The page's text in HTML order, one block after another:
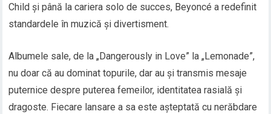
Child și până la cariera solo de succes, Beyoncé a redefinit
standardele în muzică și divertisment.
Albumele sale, de la „Dangerously in Love” la „Lemonade”,
nu doar că au dominat topurile, dar au și transmis mesaje
puternice despre puterea femeilor, identitatea rasială și
dragoste. Fiecare lansare a sa este așteptată cu nerăbdare